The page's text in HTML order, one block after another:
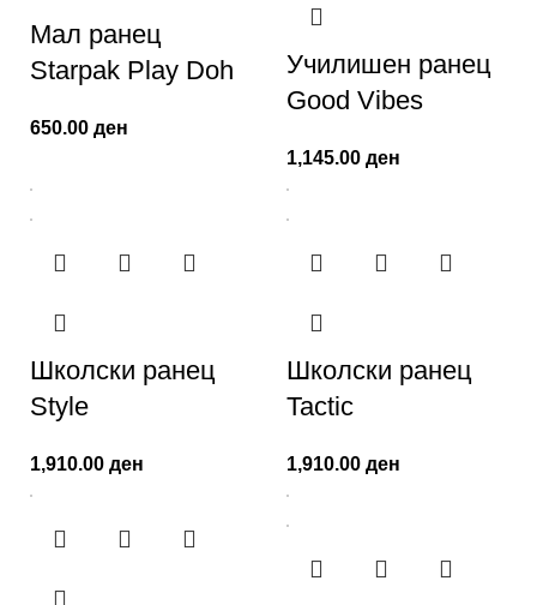
Мал ранец
Starpak Play Doh
650.00 ден
Училишен ранец
Gооd Vibes
1,145.00 ден
Школски ранец
Style
1,910.00 ден
Школски ранец
Tactic
1,910.00 ден